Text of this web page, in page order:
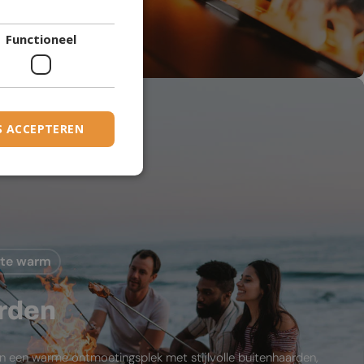
warm
een warme ontmoetingsplek met stijlvolle buitenhaarden,
DUTCH
FRENCH
GERMAN
GREEK
ITALIAN
LATVIAN
LITHUANIAN
Functioneel
ACCEPTEREN